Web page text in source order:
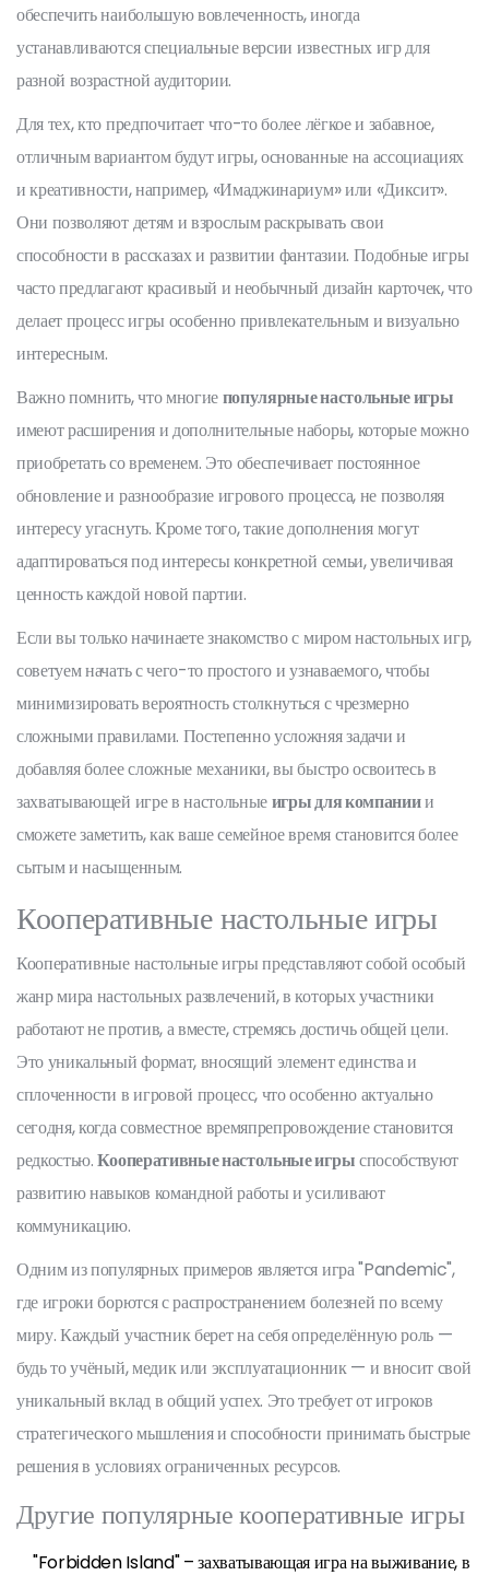
обеспечить наибольшую вовлеченность, иногда
устанавливаются специальные версии известных игр для
разной возрастной аудитории.
Для тех, кто предпочитает что-то более лёгкое и забавное,
отличным вариантом будут игры, основанные на ассоциациях
и креативности, например, «Имаджинариум» или «Диксит».
Они позволяют детям и взрослым раскрывать свои
способности в рассказах и развитии фантазии. Подобные игры
часто предлагают красивый и необычный дизайн карточек, что
делает процесс игры особенно привлекательным и визуально
интересным.
Важно помнить, что многиепопулярные настольные игры
имеют расширения и дополнительные наборы, которые можно
приобретать со временем. Это обеспечивает постоянное
обновление и разнообразие игрового процесса, не позволяя
интересу угаснуть. Кроме того, такие дополнения могут
адаптироваться под интересы конкретной семьи, увеличивая
ценность каждой новой партии.
Если вы только начинаете знакомство с миром настольных игр,
советуем начать с чего-то простого и узнаваемого, чтобы
минимизировать вероятность столкнуться с чрезмерно
сложными правилами. Постепенно усложняя задачи и
добавляя более сложные механики, вы быстро освоитесь в
захватывающей игре в настольныеигры для компаниии
сможете заметить, как ваше семейное время становится более
сытым и насыщенным.
Кооперативные настольные игры
Кооперативные настольные игры представляют собой особый
жанр мира настольных развлечений, в которых участники
работают не против, а вместе, стремясь достичь общей цели.
Это уникальный формат, вносящий элемент единства и
сплоченности в игровой процесс, что особенно актуально
сегодня, когда совместное времяпрепровождение становится
редкостью.Кооперативные настольные игрыспособствуют
развитию навыков командной работы и усиливают
коммуникацию.
Одним из популярных примеров является игра "Pandemic",
где игроки борются с распространением болезней по всему
миру. Каждый участник берет на себя определённую роль —
будь то учёный, медик или эксплуатационник — и вносит свой
уникальный вклад в общий успех. Это требует от игроков
стратегического мышления и способности принимать быстрые
решения в условиях ограниченных ресурсов.
Другие популярные кооперативные игры
"Forbidden Island" – захватывающая игра на выживание, в